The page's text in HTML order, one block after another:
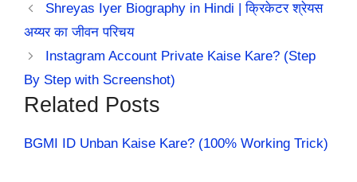
Shreyas Iyer Biography in Hindi | क्रिकेटर श्रेयस
अय्यर का जीवन परिचय
Instagram Account Private Kaise Kare? (Step
By Step with Screenshot)
Related Posts
BGMI ID Unban Kaise Kare? (100% Working Trick)